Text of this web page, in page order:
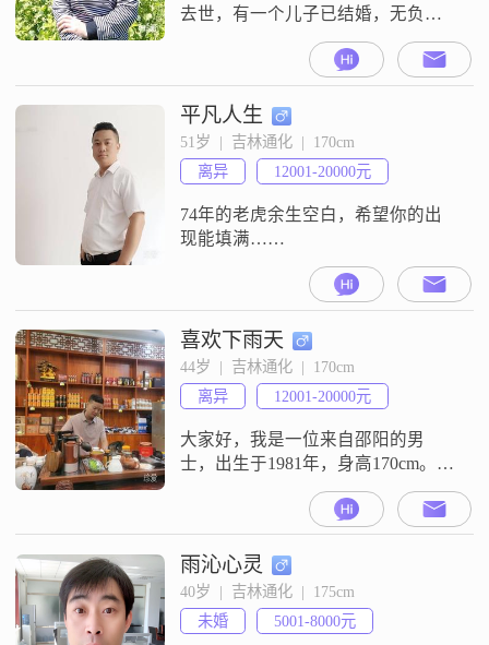
去世，有一个儿子已结婚，无负
担，有三个妹妹一个弟弟，我在通
化中国人民保险公司工作，现已退
休，生活积极阳光有美好的向往，
目标，追求。现在和儿子不在一个
城市，我非常喜欢南方环境气候，
因我妹妹在桂林所以选择来桂林养
老，退休金5千，我是一个很踏实的
人，生活积极阳光，开朗大方的东
北人。平时喜欢。美食
平凡人生
51岁  |  吉林通化  |  170cm
离异
12001-20000元
74年的老虎余生空白，希望你的出
现能填满……
喜欢下雨天
44岁  |  吉林通化  |  170cm
离异
12001-20000元
大家好，我是一位来自邵阳的男
士，出生于1981年，身高170cm。我
在工作中表现出稳重可靠的态度，
生活中则喜欢用幽默风趣来调节气
氛，自信果断是我处理问题的风
格。我的月收入在12001到20000元
之间，能够承担起家庭的责任，也
能保证一定的生活品质。我拥有大
专学历，虽然不是特别高，但在工
雨沁心灵
40岁  |  吉林通化  |  175cm
未婚
5001-8000元